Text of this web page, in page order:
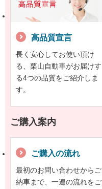
高品質宣言
長く安心してお使い頂け
る、栗山自動車がお届けす
る4つの品質をご紹介しま
す。
ご購入案内
ご購入の流れ
最初のお問い合わせからご
納車まで、一連の流れをご